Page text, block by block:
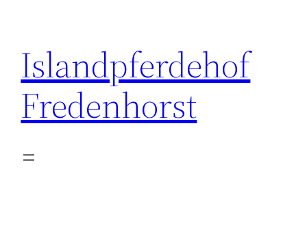
springen
Islandpferdehof
Fredenhorst